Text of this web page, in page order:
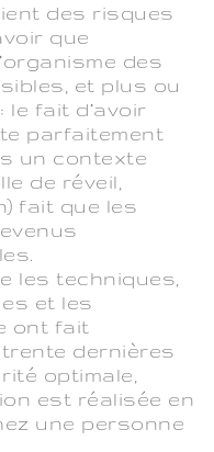
des risques
que
des
et plus ou
fait d’avoir
parfaitement
un contexte
de réveil,
fait que les
les techniques,
et les
ont fait
dernières
optimale,
est réalisée en
une personne